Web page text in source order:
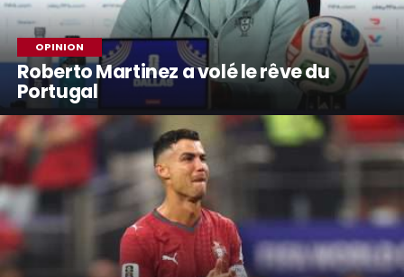
OPINION
Roberto Martinez a volé le rêve du
Portugal